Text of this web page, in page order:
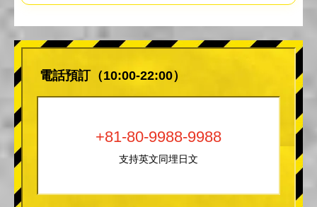
電話預訂（10:00-22:00）
+81-80-9988-9988
支持英文同埋日文